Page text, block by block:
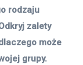
rodzaju
zalety
może
grupy.